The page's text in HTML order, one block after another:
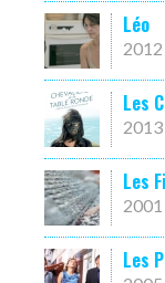
Léo
2012
Les
2013
Les
2001
Les